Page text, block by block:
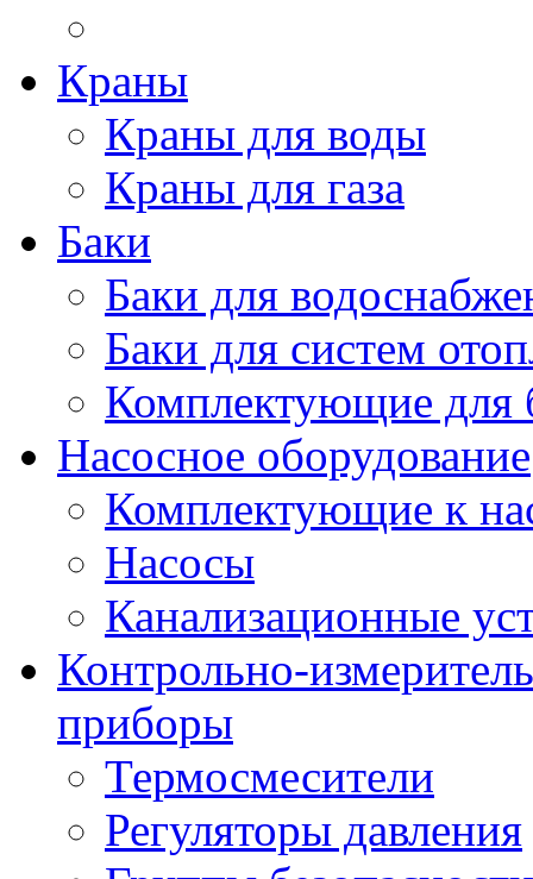
Краны
Краны для воды
Краны для газа
Баки
Баки для
Баки для систем
Комплектующие для
Насосное оборудование
Комплектующие к
Насосы
Канализационные
Контрольно-
приборы
Термосмесители
Регуляторы давления